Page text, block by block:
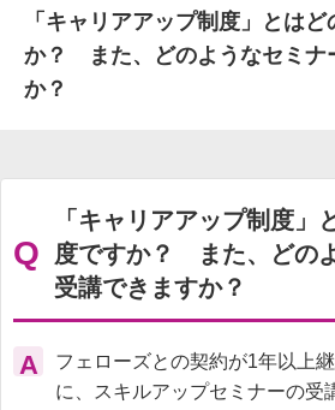
詳細条件からさがす
求人特集からさがす
セミナーをさがす
クリエイティブNEXT
クリエイターズファーム
e-ラーニング
Fellows Creative Academy
企業研修
お役立ち情報一覧
聞くは一時、聞かぬは一生
クリエイターのお仕事図鑑
クリエイターの声
Q&A
企業様向けお役立ち情報
「キャリアアップ制度」とは
か？ また、どのようなセミナ
か？
Q
「キャリアアップ制度」
度ですか？ また、どの
受講できますか？
A
フェローズとの契約が1年以上
に、スキルアップセミナーの受